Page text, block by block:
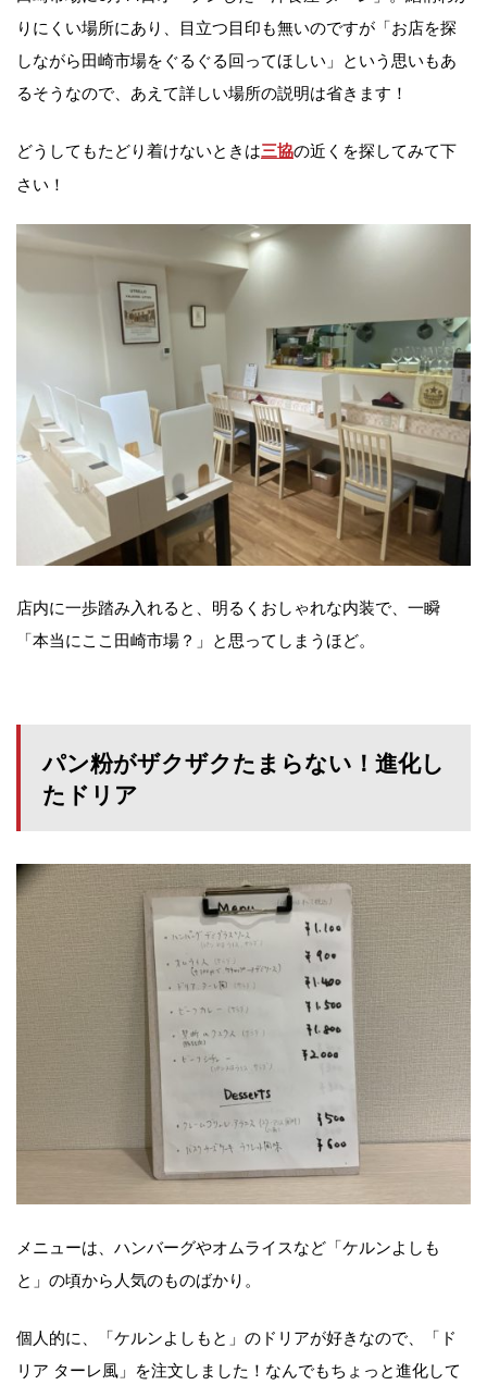
りにくい場所にあり、目立つ目印も無いのですが「お店を探
しながら田崎市場をぐるぐる回ってほしい」という思いもあ
るそうなので、あえて詳しい場所の説明は省きます！
どうしてもたどり着けないときは三協の近くを探してみて下
さい！
店内に一歩踏み入れると、明るくおしゃれな内装で、一瞬
「本当にここ田崎市場？」と思ってしまうほど。
パン粉がザクザクたまらない！進化し
たドリア
メニューは、ハンバーグやオムライスなど「ケルンよしも
と」の頃から人気のものばかり。
個人的に、「ケルンよしもと」のドリアが好きなので、「ド
リア ターレ風」を注文しました！なんでもちょっと進化して